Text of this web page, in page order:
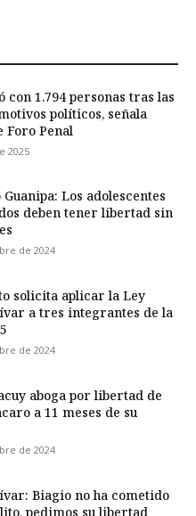
con 1.794 personas tras las
políticos, señala
Foro Penal
2025
Guanipa: Los adolescentes
deben tener libertad sin
de 2024
solicita aplicar la Ley
a tres integrantes de la
de 2024
aboga por libertad de
a 11 meses de su
de 2024
Biagio no ha cometido
pedimos su libertad